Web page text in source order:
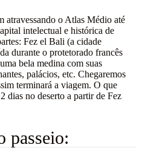
atravessando o Atlas Médio até
intelectual e histórica de
Fez el Bali (a cidade
durante o protetorado francês
bela medina com suas
palácios, etc. Chegaremos
terminará a viagem. O que
dias no deserto a partir de Fez
passeio: